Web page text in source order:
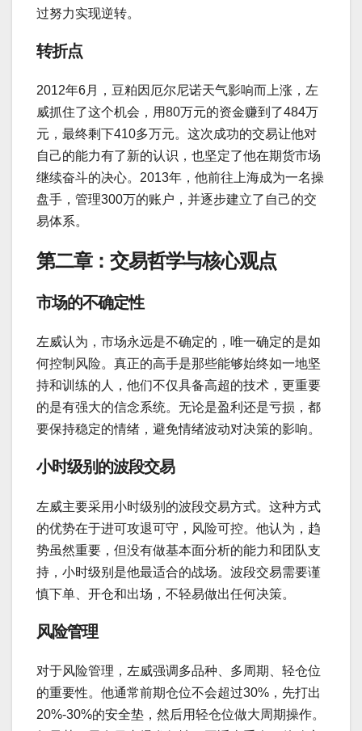
过努力实现逆转。
转折点
2012年6月，豆粕因厄尔尼诺天气影响而上涨，左
威抓住了这个机会，用80万元的资金赚到了484万
元，最终剩下410多万元。这次成功的交易让他对
自己的能力有了新的认识，也坚定了他在期货市场
继续奋斗的决心。2013年，他前往上海成为一名操
盘手，管理300万的账户，并逐步建立了自己的交
易体系。
第二章：交易哲学与核心观点
市场的不确定性
左威认为，市场永远是不确定的，唯一确定的是如
何控制风险。真正的高手是那些能够始终如一地坚
持和训练的人，他们不仅具备高超的技术，更重要
的是有强大的信念系统。无论是盈利还是亏损，都
要保持稳定的情绪，避免情绪波动对决策的影响。
小时级别的波段交易
左威主要采用小时级别的波段交易方式。这种方式
的优势在于进可攻退可守，风险可控。他认为，趋
势虽然重要，但没有做基本面分析的能力和团队支
持，小时级别是他最适合的战场。波段交易需要谨
慎下单、开仓和出场，不轻易做出任何决策。
风险管理
对于风险管理，左威强调多品种、多周期、轻仓位
的重要性。他通常前期仓位不会超过30%，先打出
20%-30%的安全垫，然后用轻仓位做大周期操作。